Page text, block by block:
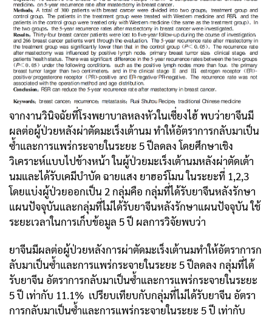
จากงานวินิจฉัยที่โรงพยาบาลหลงหัวในเซี่ยงไฮ้ พบว่ายาจีนมี
ผลต่อผู้ป่วยหลังผ่าตัดมะเร็งเต้านม ทำให้อัตราการกลับมาเป็น
ซ้ำและการแพร่กระจายในระยะ 5 ปีลดลง โดยศึกษาเชิง
วิเคราะห์แบบไปข้างหน้า ในผู้ป่วยมะเร็งเต้านมหลังผ่าตัดเต้า
นมและได้รับเคมีบำบัด ฉายแสง ยาฮอร์โมน ในระยะที่ 1,2,3
โดยแบ่งผู้ป่วยออกเป็น 2 กลุ่มคือ กลุ่มที่ได้รับยาจีนหลังรักษา
แผนปัจจุบันและกลุ่มที่ไม่ได้รับยาจีนหลังรักษาแผนปัจจุบัน ใช้
ระยะเวลาในการเก็บข้อมูล 5 ปี ผลการวิจัยพบว่า
ยาจีนมีผลต่อผู้ป่วยหลังการผ่าตัดมะเร็งเต้านมทำให้อัตราการก
ลับมาเป็นซ้ำและการแพร่กระจายในระยะ 5 ปีลดลง กลุ่มที่ได้
รับยาจีน อัตราการกลับมาเป็นซ้ำและการแพร่กระจายในระยะ
5 ปี เท่ากับ 11.1% เปรียบเทียบกับกลุ่มที่ไม่ได้รับยาจีน อัตรา
การกลับมาเป็นซ้ำและการแพร่กระจายในระยะ 5 ปี เท่ากับ